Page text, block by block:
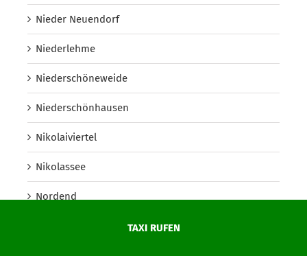
TAXI RUFEN
Nieder Neuendorf
Niederlehme
Niederschöneweide
Niederschönhausen
Nikolaiviertel
Nikolassee
Nordend
Nördliche Innenstadt (Potsdam)